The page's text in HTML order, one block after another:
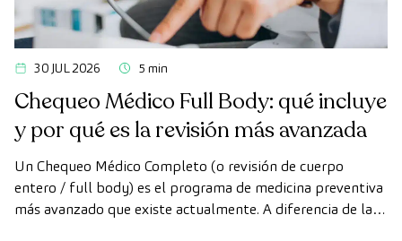
30 JUL 2026 5 min
Chequeo Médico Full Body: qué incluye
y por qué es la revisión más avanzada
Un Chequeo Médico Completo (o revisión de cuerpo
entero / full body) es el programa de medicina preventiva
más avanzado que existe actualmente. A diferencia de las